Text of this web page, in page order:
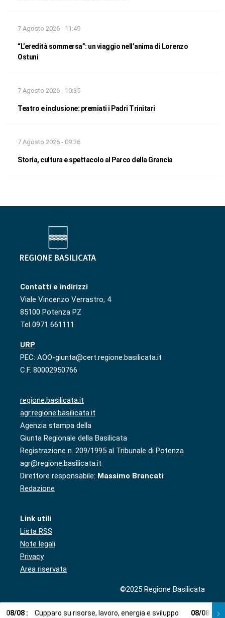
7 Agosto 2026 - 11:49
“L’eredità sommersa”: un viaggio nell’anima di Lorenzo
Ostuni
7 Agosto 2026 - 10:35
Teatro e inclusione: premiati i Padri Trinitari
7 Agosto 2026 - 09:36
Storia, cultura e spettacolo al Parco della Grancia
Contatti e indirizzi
Viale Vincenzo Verrastro, 4
85100 Potenza PZ
Tel 0971 661111
URP
PEC: AOO-giunta@cert.regione.basilicata.it
C.F. 80002950766
regione.basilicata.it
agr.regione.basilicata.it
Agenzia stampa della
Giunta Regionale della Basilicata
Registrazione n. 209/1995 al Tribunale di Potenza
agr@regione.basilicata.it
Direttore responsabile: Massimo Brancati
Redazione
Link utili
Lista RSS
Note legali
Privacy
Area riservata
©2025 Regione Basilicata
08/08 : Cupparo su risorse, lavoro, energia e sviluppo 08/08